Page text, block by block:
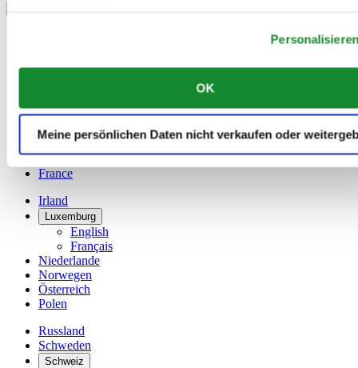
OK
Meine persönlichen Daten nicht verkaufen oder
Français
简体中文
Dänemark
Deutschland
Finnland
France
Irland
Luxemburg
English
Français
Niederlande
Norwegen
Österreich
Polen
Russland
Schweden
Schweiz